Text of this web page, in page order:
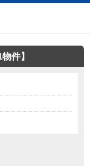
件】